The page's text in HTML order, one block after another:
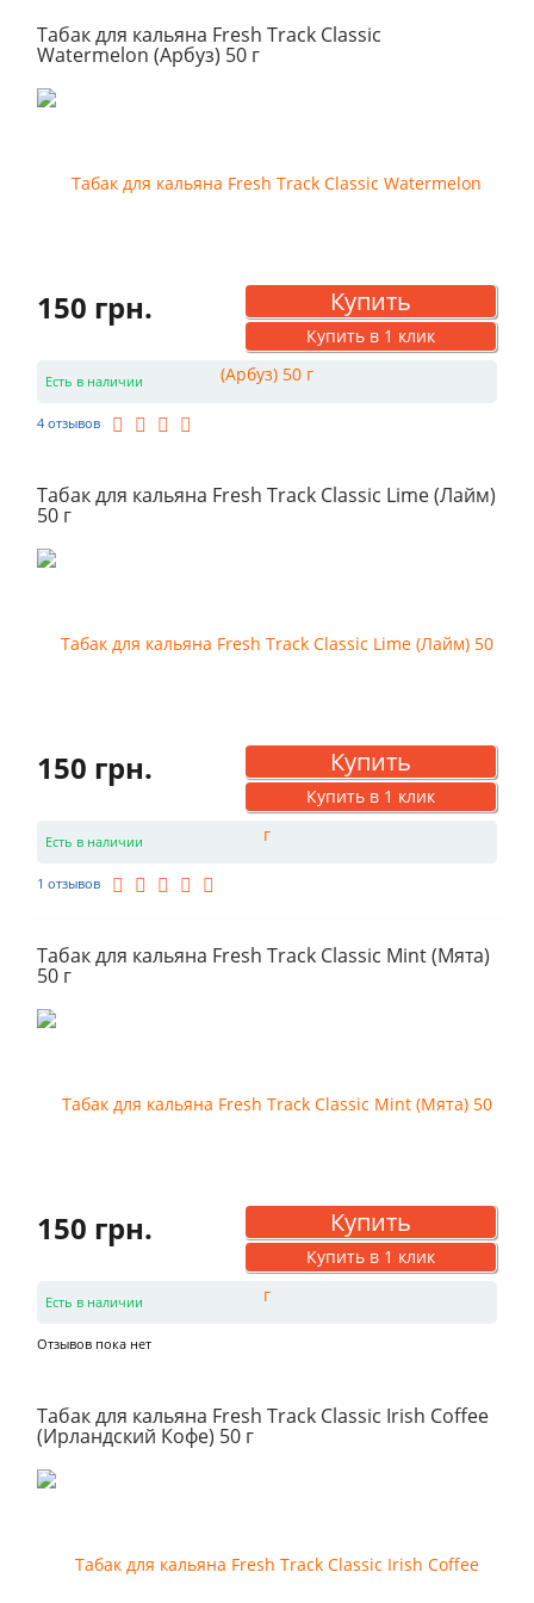
Подходит для: средних (Fresh Track, Serbetli, Fumari)
табаков
Наличие эмали внутри: есть
Наружный диаметр: 7.3 см
Внутренний диаметр: 6.3 см
Табак для кальяна Fresh Track Classic
Watermelon (Арбуз) 50 г
150 грн. Купить
Купить в 1 клик
Есть в наличии
4 отзывов
Табак для кальяна Fresh Track Classic Lime (Лайм)
50 г
150 грн. Купить
Купить в 1 клик
Есть в наличии
1 отзывов
Табак для кальяна Fresh Track Classic Mint (Мята)
50 г
150 грн. Купить
Купить в 1 клик
Есть в наличии
Отзывов пока нет
Табак для кальяна Fresh Track Classic Irish Coffee
(Ирландский Кофе) 50 г